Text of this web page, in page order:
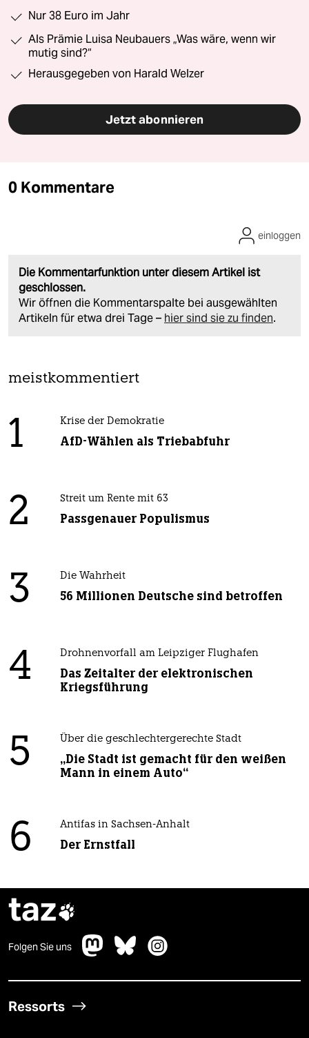
Nur 38 Euro im Jahr
Als Prämie Luisa Neubauers „Was wäre, wenn wir
mutig sind?“
Herausgegeben von Harald Welzer
Jetzt abonnieren
0 Kommentare
Die Kommentarfunktion unter diesem Artikel ist
geschlossen.
Wir öffnen die Kommentarspalte bei ausgewählten
Artikeln für etwa drei Tage – hier sind sie zu finden.
einloggen
meistkommentiert
1 Krise der Demokratie
AfD-Wählen als Triebabfuhr
2 Streit um Rente mit 63
Passgenauer Populismus
3 Die Wahrheit
56 Millionen Deutsche sind betroffen
4 Drohnenvorfall am Leipziger Flughafen
Das Zeitalter der elektronischen
Kriegsführung
5 Über die geschlechtergerechte Stadt
„Die Stadt ist gemacht für den weißen
Mann in einem Auto“
6 Antifas in Sachsen-Anhalt
Der Ernstfall
taz
Folgen Sie uns
Ressorts